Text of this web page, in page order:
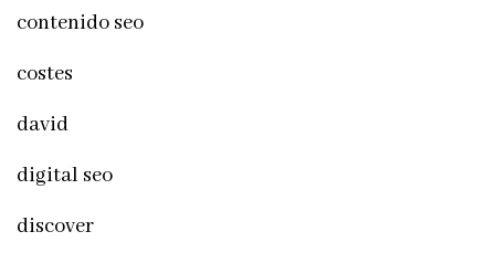
contenido seo
costes
david
digital seo
discover